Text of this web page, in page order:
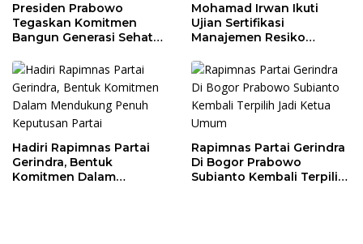
Presiden Prabowo
Tegaskan Komitmen
Bangun Generasi Sehat
Mohamad Irwan Ikuti
Ujian Sertifikasi
Manajemen Resiko
Hadiri Rapimnas Partai
Gerindra, Bentuk
Komitmen Dalam
Rapimnas Partai Gerindra
Di Bogor Prabowo
Subianto Kembali Terpilih